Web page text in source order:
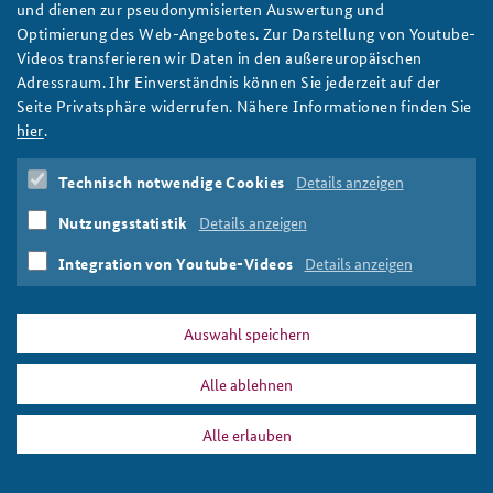
Anfahrt
Freundeskreis
Deutsches Forum Sicherheitspolitik
Arbeitskreis "Junge Sicherheitspolitiker"
Das Sicherheitspolitische Gespräch an der BAKS
Studierendenkonferenz Sicherheitspolitik gestalten
Newsletter-Archiv
Vermummte und bewaffnete Polizisten öffnen ein Auto mit
einer Person darin
Axel Hindemith/Wikimedia Commons/gemeinfrei
bundespolizei_festnahmeeinheit_hannover_png.png
und dienen zur pseudonymisierten Auswertung und
Optimierung des Web-Angebotes. Zur Darstellung von Youtube-
Videos transferieren wir Daten in den außereuropäischen
Adressraum. Ihr Einverständnis können Sie jederzeit auf der
Seite Privatsphäre widerrufen. Nähere Informationen finden Sie
hier.
Technisch notwendige Cookies Details anzeigen
Nutzungsstatistik Details anzeigen
Integration von Youtube-Videos Details anzeigen
Auswahl speichern
Alle ablehnen
Alle erlauben